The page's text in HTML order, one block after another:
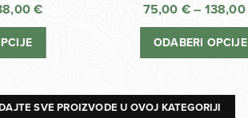
€
138,00 €
75,00 € – 138,00
ODABERI OPCIJE
SVE PROIZVODE U OVOJ KATEGORIJI